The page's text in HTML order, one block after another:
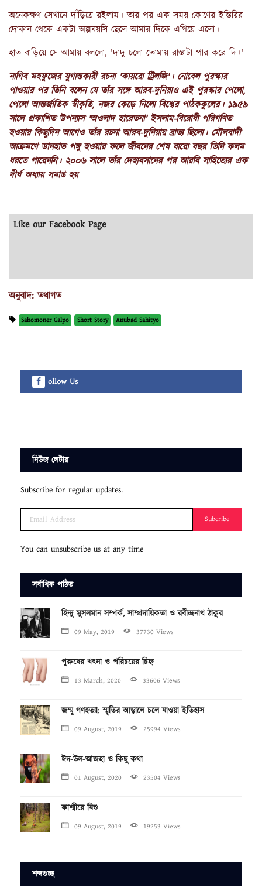
অনেকক্ষণ সেখানে দাঁড়িয়ে রইলাম। তার পর এক সময় কোণের ইস্তিরির
দোকান থেকে একটা অল্পবয়সি ছেলে আমার দিকে এগিয়ে এলো।
হাত বাড়িয়ে সে আমায় বললো, 'দাদু চলো তোমায় রাস্তাটা পার করে দি।'
নাগিব মহফুজের যুগান্তকারী রচনা 'কায়রো ট্রিলজি'। নোবেল পুরস্কার
পাওয়ার পর তিনি বলেন যে তাঁর সঙ্গে আরব-দুনিয়াও এই পুরস্কার পেলো,
পেলো আন্তর্জাতিক স্বীকৃতি, নজর কেড়ে নিলো বিশ্বের পাঠককুলের। ১৯৫৯
সালে প্রকাশিত উপন্যাস 'অওলাদ হারেতনা' ইসলাম-বিরোধী পরিগণিত
হওয়ায় কিছুদিন আগেও তাঁর রচনা আরব-দুনিয়ায় ব্রাত্য ছিলো। মৌলবাদী
আক্রমণে ডানহাত পঙ্গু হওয়ার ফলে জীবনের শেষ বারো বছর তিনি কলম
ধরতে পারেননি। ২০০৬ সালে তাঁর দেহাবসানের পর আরবি সাহিত্যের এক
দীর্ঘ অধ্যায় সমাপ্ত হয়
Like our Facebook Page
অনুবাদ: তথাগত
Sahomoner Galpo Short Story Anubad Sahityo
ollow Us
নিউজ লেটার
Subscribe for regular updates.
Subcribe
You can unsubscribe us at any time
সর্বাধিক পঠিত
হিন্দু মুসলমান সম্পর্ক, সাম্প্রদায়িকতা ও রবীন্দ্রনাথ ঠাকুর
09 May, 2019 37730 Views
পুরুষের খৎনা ও পরিচয়ের চিহ্ন
13 March, 2020 33606 Views
জম্মু গণহত্যা: স্মৃতির আড়ালে চলে যাওয়া ইতিহাস
09 August, 2019 25994 Views
ঈদ-উল-আজহা ও কিছু কথা
01 August, 2020 23504 Views
কাশ্মীরে যিশু
09 August, 2019 19253 Views
শব্দগুচ্ছ